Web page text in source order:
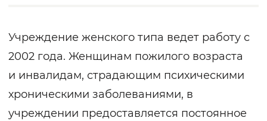
Учреждение женского типа ведет работу с
2002 года. Женщинам пожилого возраста
и инвалидам, страдающим психическими
хроническими заболеваниями, в
учреждении предоставляется постоянное